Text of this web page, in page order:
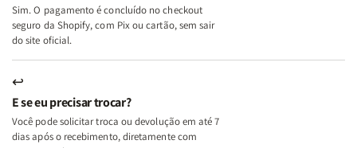
Sim. O pagamento é concluído no checkout
seguro da Shopify, com Pix ou cartão, sem sair
do site oficial.
↩
E se eu precisar trocar?
Você pode solicitar troca ou devolução em até 7
dias após o recebimento, diretamente com